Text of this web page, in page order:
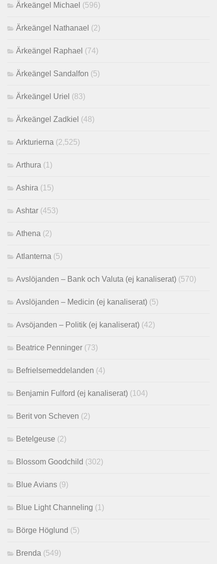
Ärkeängel Michael (596)
Ärkeängel Nathanael (2)
Ärkeängel Raphael (74)
Ärkeängel Sandalfon (5)
Ärkeängel Uriel (83)
Ärkeängel Zadkiel (48)
Arkturierna (2,525)
Arthura (1)
Ashira (15)
Ashtar (453)
Athena (2)
Atlanterna (5)
Avslöjanden – Bank och Valuta (ej kanaliserat) (570)
Avslöjanden – Medicin (ej kanaliserat) (5)
Avsöjanden – Politik (ej kanaliserat) (42)
Beatrice Penninger (73)
Befrielsemeddelanden (4)
Benjamin Fulford (ej kanaliserat) (104)
Berit von Scheven (2)
Betelgeuse (2)
Blossom Goodchild (302)
Blue Avians (9)
Blue Light Channeling (1)
Börge Höglund (5)
Brenda (549)